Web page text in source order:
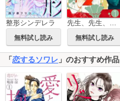
整形シンデレラ
無料試し読み
先生、先生、先生
無料試し読み
「 恋するソワレ 」のおすすめ作品